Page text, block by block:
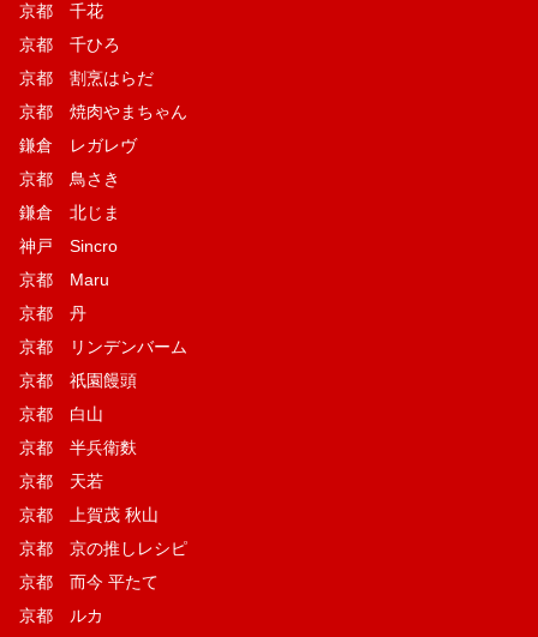
京都 千花
京都 千ひろ
京都 割烹はらだ
京都 焼肉やまちゃん
鎌倉 レガレヴ
京都 鳥さき
鎌倉 北じま
神戸 Sincro
京都 Maru
京都 丹
京都 リンデンバーム
京都 祇園饅頭
京都 白山
京都 半兵衛麩
京都 天若
京都 上賀茂 秋山
京都 京の推しレシピ
京都 而今 平たて
京都 ルカ